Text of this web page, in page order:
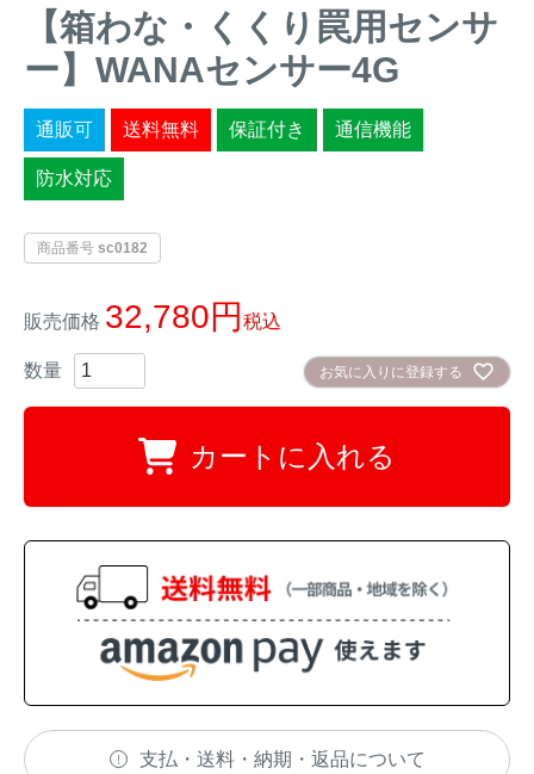
【箱わな・くくり罠用センサ
ー】WANAセンサー4G
通販可 送料無料 保証付き 通信機能
防水対応
商品番号 sc0182
販売価格 32,780 税込
お気に入りに登録する
カートに入れる
支払・送料・納期・返品について
対象動物から選ぶ
動物の種類から対策商品を選ぶ
イノシシ対策
サル対策
クマ対策
ハクビシン対策
タヌキ対策
アナグマ対策
キツネ対策
ヌートリア対策
鳥・カラス対策
ブルーギル対策
閉じる